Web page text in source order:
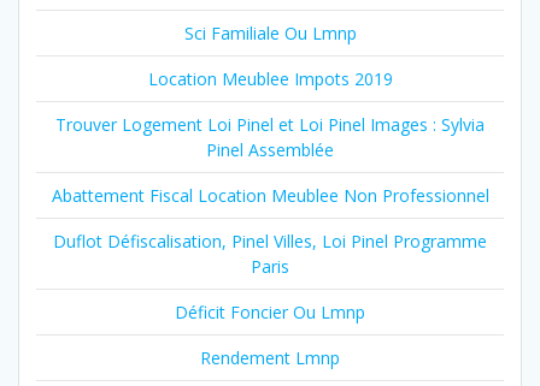
Sci Familiale Ou Lmnp
Location Meublee Impots 2019
Trouver Logement Loi Pinel et Loi Pinel Images : Sylvia
Pinel Assemblée
Abattement Fiscal Location Meublee Non Professionnel
Duflot Défiscalisation, Pinel Villes, Loi Pinel Programme
Paris
Déficit Foncier Ou Lmnp
Rendement Lmnp